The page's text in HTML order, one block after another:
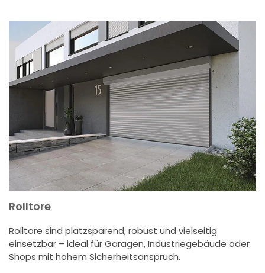
Rolltore
Rolltore sind platzsparend, robust und vielseitig
einsetzbar – ideal für Garagen, Industriegebäude oder
Shops mit hohem Sicherheitsanspruch.